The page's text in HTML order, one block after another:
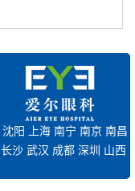
沈阳 上海 南宁 南京 南昌
长沙 武汉 成都 深圳 山西